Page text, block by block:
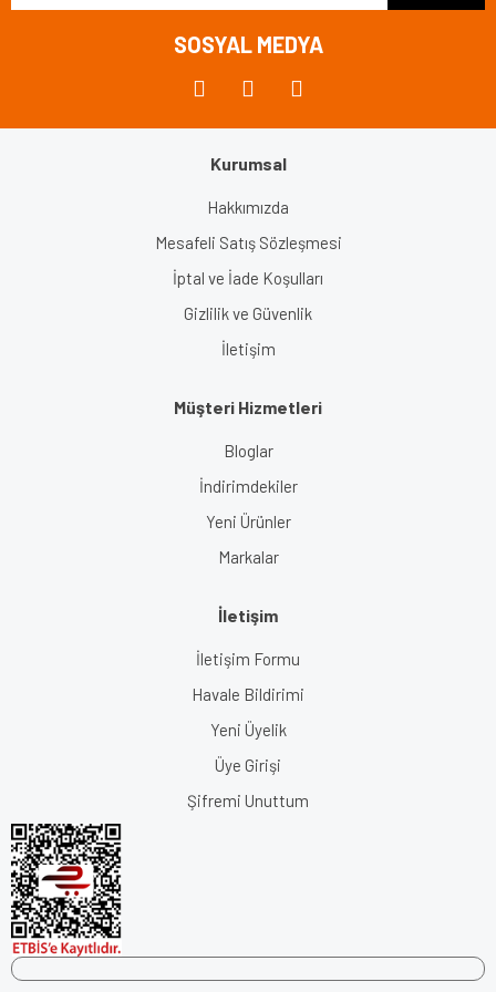
SOSYAL MEDYA
Kurumsal
Hakkımızda
Mesafeli Satış Sözleşmesi
İptal ve İade Koşulları
Gizlilik ve Güvenlik
İletişim
Müşteri Hizmetleri
Bloglar
İndirimdekiler
Yeni Ürünler
Markalar
İletişim
İletişim Formu
Havale Bildirimi
Yeni Üyelik
Üye Girişi
Şifremi Unuttum